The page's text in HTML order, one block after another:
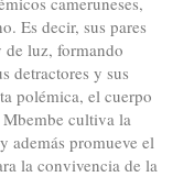
Es decir, sus pares
de luz, formando
detractores y sus
polémica, el cuerpo
cultiva la
además promueve el
la convivencia de la